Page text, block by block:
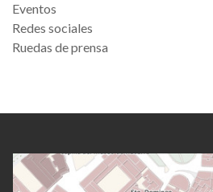
Eventos
Redes sociales
Ruedas de prensa